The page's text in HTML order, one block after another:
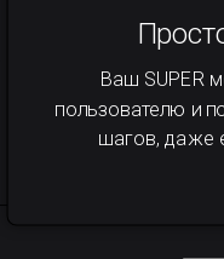
Ваш SUPER
пользователю и
шагов, даже